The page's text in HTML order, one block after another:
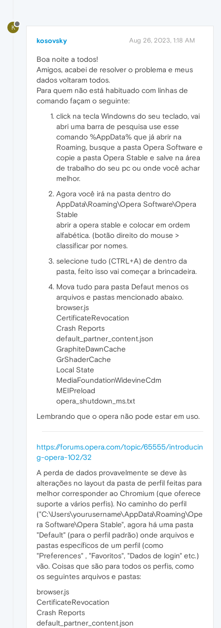
K
kosovsky Aug 26, 2023, 1:18 AM
Boa noite a todos!
Amigos, acabei de resolver o problema e meus
dados voltaram todos.
Para quem não está habituado com linhas de
comando façam o seguinte:
click na tecla Windowns do seu teclado, vai
abri uma barra de pesquisa use esse
comando %AppData% que já abrir na
Roaming, busque a pasta Opera Software e
copie a pasta Opera Stable e salve na área
de trabalho do seu pc ou onde você achar
melhor.
Agora você irá na pasta dentro do
AppData\Roaming\Opera Software\Opera
Stable
abrir a opera stable e colocar em ordem
alfabética. (botão direito do mouse >
classificar por nomes.
selecione tudo (CTRL+A) de dentro da
pasta, feito isso vai começar a brincadeira.
Mova tudo para pasta Defaut menos os
arquivos e pastas mencionado abaixo.
browser.js
CertificateRevocation
Crash Reports
default_partner_content.json
GraphiteDawnCache
GrShaderCache
Local State
MediaFoundationWidevineCdm
MEIPreload
opera_shutdown_ms.txt
Lembrando que o opera não pode estar em uso.
https://forums.opera.com/topic/65555/introducin
g-opera-102/32
A perda de dados provavelmente se deve às
alterações no layout da pasta de perfil feitas para
melhor corresponder ao Chromium (que oferece
suporte a vários perfis). No caminho do perfil
("C:\Users\yourusername\AppData\Roaming\Ope
ra Software\Opera Stable", agora há uma pasta
"Default" (para o perfil padrão) onde arquivos e
pastas específicos de um perfil (como
"Preferences" , "Favoritos", "Dados de login" etc.)
vão. Coisas que são para todos os perfis, como
os seguintes arquivos e pastas:
browser.js
CertificateRevocation
Crash Reports
default_partner_content.json